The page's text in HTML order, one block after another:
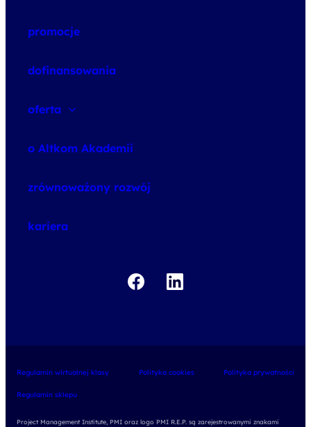
promocje
dofinansowania
oferta
o Altkom Akademii
zrównoważony rozwój
kariera
Regulamin wirtualnej klasy Polityka cookies Polityka prywatności
Regulamin sklepu
Project Management Institute, PMI oraz logo PMI R.E.P. są zarejestrowanymi znakami